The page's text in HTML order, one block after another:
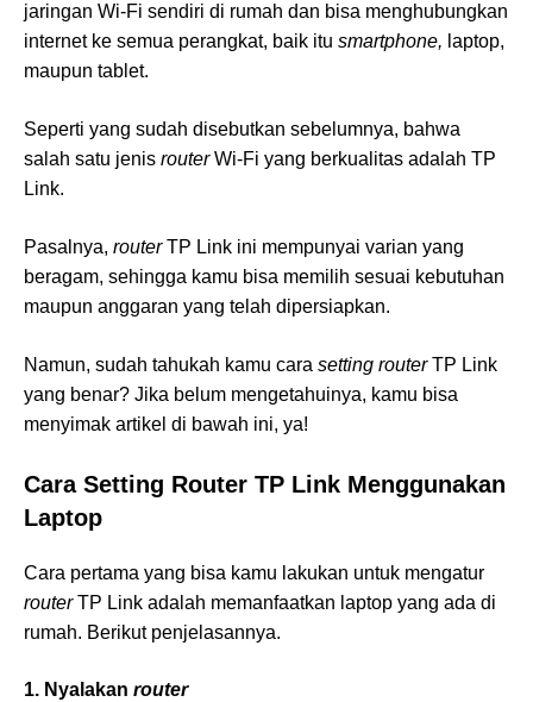
jaringan Wi-Fi sendiri di rumah dan bisa menghubungkan
internet ke semua perangkat, baik itu smartphone, laptop,
maupun tablet.
Seperti yang sudah disebutkan sebelumnya, bahwa
salah satu jenis routerWi-Fi yang berkualitas adalah TP
Link.
Pasalnya, routerTP Link ini mempunyai varian yang
beragam, sehingga kamu bisa memilih sesuai kebutuhan
maupun anggaran yang telah dipersiapkan.
Namun, sudah tahukah kamu cara setting routerTP Link
yang benar? Jika belum mengetahuinya, kamu bisa
menyimak artikel di bawah ini, ya!
Cara Setting Router TP Link Menggunakan
Laptop
Cara pertama yang bisa kamu lakukan untuk mengatur
routerTP Link adalah memanfaatkan laptop yang ada di
rumah. Berikut penjelasannya.
1. Nyalakan router